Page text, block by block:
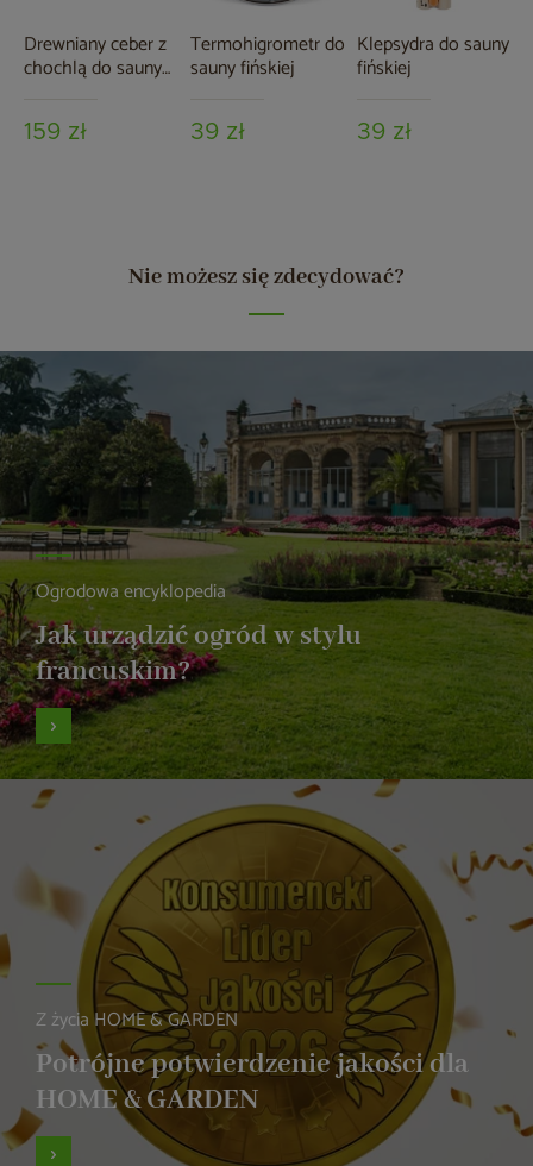
Drewniany ceber z
chochlą do sauny
159 zł
Termohigrometr do
sauny fińskiej
39 zł
Klepsydra do sauny
fińskiej
39 zł
Nie możesz się zdecydować?
Ogrodowa encyklopedia
Jak urządzić ogród w stylu
francuskim?
Z życia HOME & GARDEN
Potrójne potwierdzenie jakości dla
HOME & GARDEN